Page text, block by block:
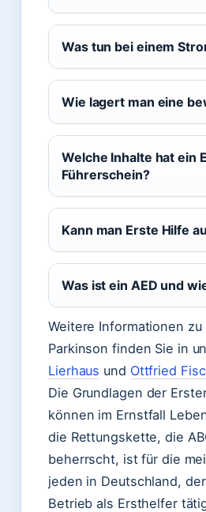
Was tun bei einem
Wie lagert man eine
Welche Inhalte hat ein
Führerschein?
Kann man Erste Hilfe
Was ist ein AED und
Weitere Informationen
Parkinson finden Sie in
Lierhaus und Ottfried
Die Grundlagen der
können im Ernstfall
die Rettungskette, die
beherrscht, ist für die
jeden in Deutschland,
Betrieb als Ersthelfer